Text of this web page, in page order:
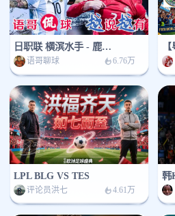
日职联 横滨水手 - 鹿岛鹿角
语哥聊球 6.76万
LPL BLG VS TES
评论员洪七 4.61万